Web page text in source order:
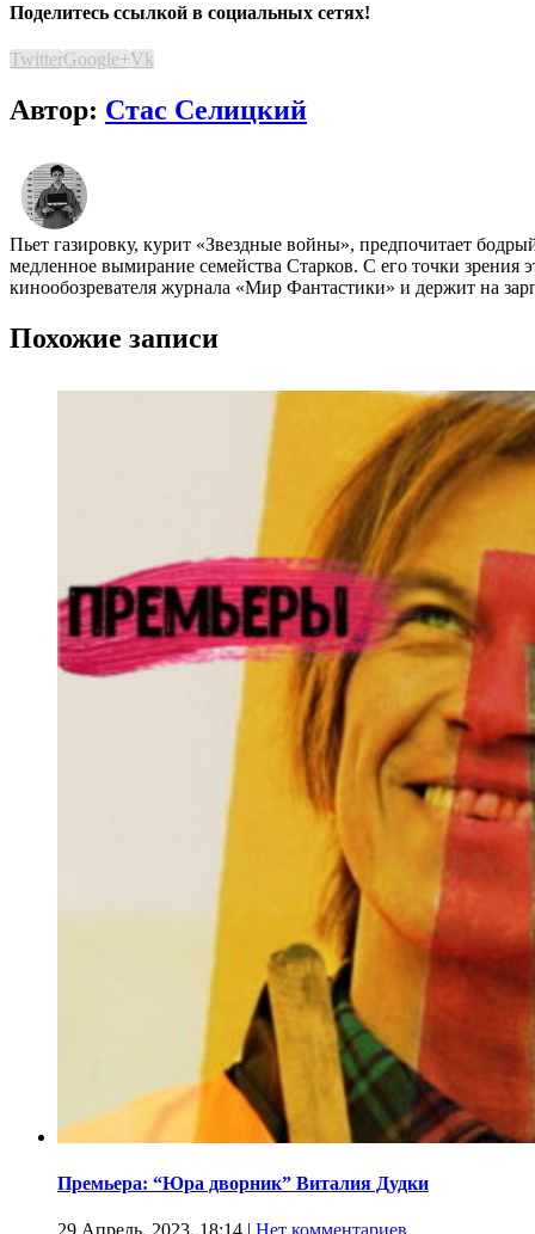
Поделитесь ссылкой в социальных сетях!
TwitterGoogle+Vk
Автор: Стас Селицкий
Пьет газировку, курит «Звездные войны», предпочитает
медленное вымирание семейства Старков. С его точки зрения
кинообозревателя журнала «Мир Фантастики» и держит на
Похожие записи
Премьера: “Юра дворник” Виталия Дудки